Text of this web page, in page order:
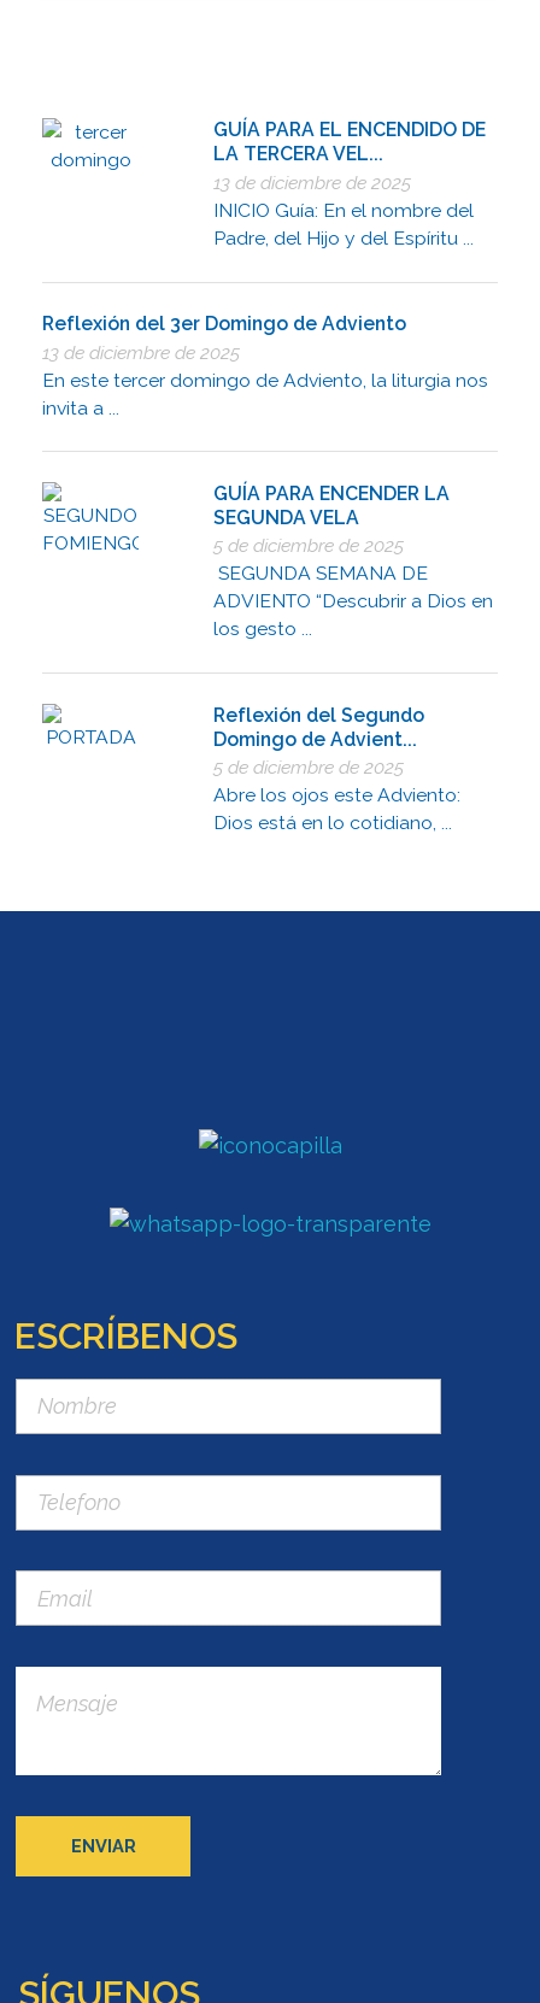
GUÍA PARA EL ENCENDIDO DE
LA TERCERA VEL...
13 de diciembre de 2025
INICIO Guía: En el nombre del
Padre, del Hijo y del Espíritu ...
Reflexión del 3er Domingo de Adviento
13 de diciembre de 2025
En este tercer domingo de Adviento, la liturgia nos
invita a ...
GUÍA PARA ENCENDER LA
SEGUNDA VELA
5 de diciembre de 2025
SEGUNDA SEMANA DE
ADVIENTO “Descubrir a Dios en
los gesto ...
Reflexión del Segundo
Domingo de Advient...
5 de diciembre de 2025
Abre los ojos este Adviento:
Dios está en lo cotidiano, ...
ESCRÍBENOS
SÍGUENOS